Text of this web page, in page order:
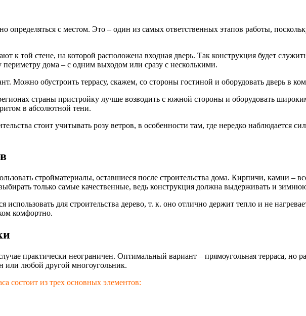
определяться с местом. Это – один из самых ответственных этапов работы,
к той стене, на которой расположена входная дверь. Так конструкция будет
периметру дома – с одним выходом или сразу с несколькими.
Можно обустроить террасу, скажем, со стороны гостиной и оборудовать дверь в
страны пристройку лучше возводить с южной стороны и оборудовать
в абсолютной тени.
стоит учитывать розу ветров, в особенности там, где нередко наблюдается
стройматериалы, оставшиеся после строительства дома. Кирпичи, камни –
только самые качественные, ведь конструкция должна выдерживать и
использовать для строительства дерево, т. к. оно отлично держит тепло и не
комфортно.
практически неограничен. Оптимальный вариант – прямоугольная терраса, но
или любой другой многоугольник.
состоит из трех основных элементов: